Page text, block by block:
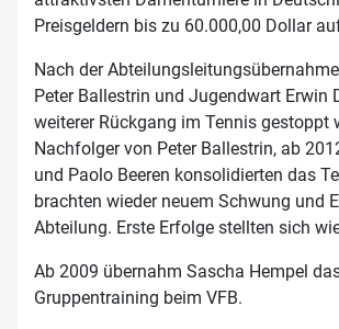
Preisgeldern bis zu 60.000,00 Dollar
Nach der
Peter Ballestrin und Jugendwart Erwin
weiterer Rückgang im Tennis gestoppt
Nachfolger von Peter Ballestrin, ab
und Paolo Beeren konsolidierten das
brachten wieder neuem Schwung und
Abteilung. Erste Erfolge stellten sich
Ab 2009 übernahm Sascha Hempel
Gruppentraining beim VFB.